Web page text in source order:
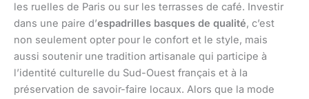
les ruelles de Paris ou sur les terrasses de café. Investir
dans une paire d’espadrilles basques de qualité, c’est
non seulement opter pour le confort et le style, mais
aussi soutenir une tradition artisanale qui participe à
l’identité culturelle du Sud-Ouest français et à la
préservation de savoir-faire locaux. Alors que la mode